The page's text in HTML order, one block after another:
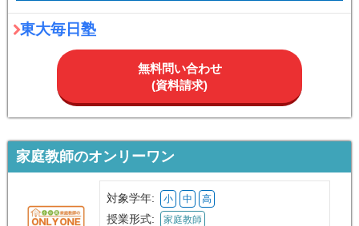
東大毎日塾
無料問い合わせ
(資料請求)
家庭教師のオンリーワン
対象学年: 小 中 高
授業形式: 家庭教師